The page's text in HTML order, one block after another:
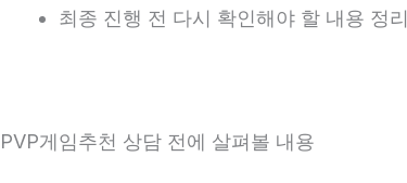
최종 진행 전 다시 확인해야 할 내용 정리
PVP게임추천 상담 전에 살펴볼 내용